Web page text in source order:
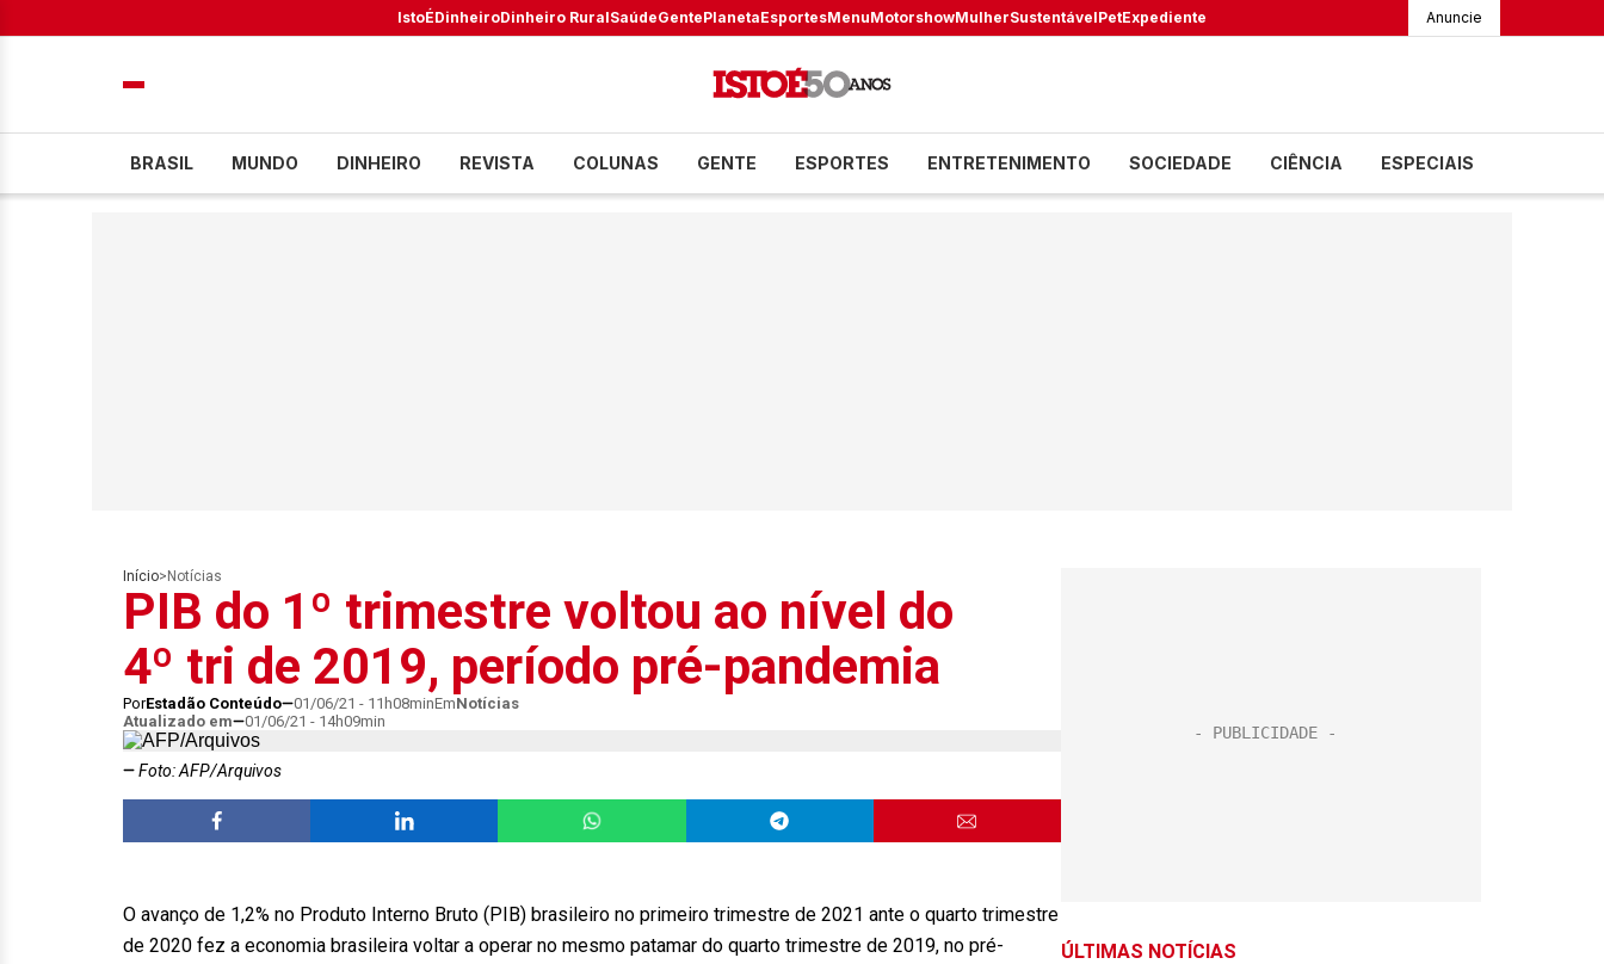
IstoÉDinheiroDinheiro RuralSaúdeGentePlanetaEsportesMenuMotorshowMulherSustentávelPetExpediente Anuncie
BRASIL MUNDO DINHEIRO REVISTA COLUNAS GENTE ESPORTES ENTRETENIMENTO SOCIEDADE CIÊNCIA ESPECIAIS
Início> Notícias
PIB do 1º trimestre voltou ao nível do
4º tri de 2019, período pré-pandemia
PorEstadão Conteúdo 01/06/21 - 11h08minEmNotícias
Atualizado em
01/06/21 - 14h09min
Foto: AFP/Arquivos
O avanço de 1,2% no Produto Interno Bruto (PIB) brasileiro no primeiro trimestre de 2021 ante o quarto trimestre
de 2020 fez a economia brasileira voltar a operar no mesmo patamar do quarto trimestre de 2019, no pré-